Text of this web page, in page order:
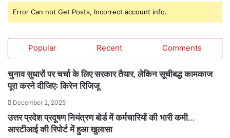
Error Can not Get Posts, Incorrect account info.
Popular Recent Comments
चुनाव सुधारों पर चर्चा के लिए सरकार तैयार, लेकिन सूचीबद्ध कामकाज
पूरा करने दीजिएः किरेन रिजिजू
December 2, 2025
उत्तर प्रदेश प्रदूषण नियंत्रण बोर्ड में कर्मचारियों की भारी कमी…
आरटीआई की रिपोर्ट में हुआ खुलासा